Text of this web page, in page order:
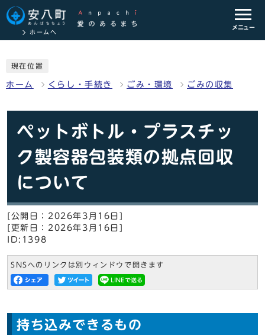
ホームへ
メニュー
現在位置
ホーム くらし・手続き ごみ・環境 ごみの収集
ペットボトル・プラスチッ
ク製容器包装類の拠点回収
について
[公開日：2026年3月16日]
[更新日：2026年3月16日]
ID:1398
SNSへのリンクは別ウィンドウで開きます
持ち込みできるもの